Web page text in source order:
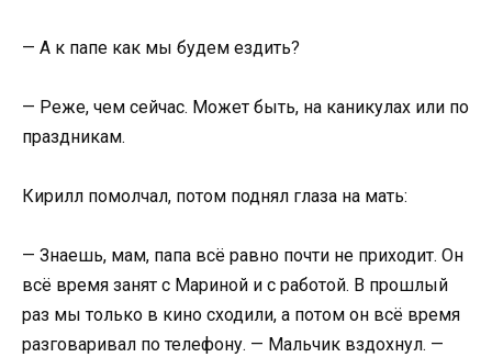
— А к папе как мы будем ездить?
— Реже, чем сейчас. Может быть, на каникулах или по
праздникам.
Кирилл помолчал, потом поднял глаза на мать:
— Знаешь, мам, папа всё равно почти не приходит. Он
всё время занят с Мариной и с работой. В прошлый
раз мы только в кино сходили, а потом он всё время
разговаривал по телефону. — Мальчик вздохнул. —